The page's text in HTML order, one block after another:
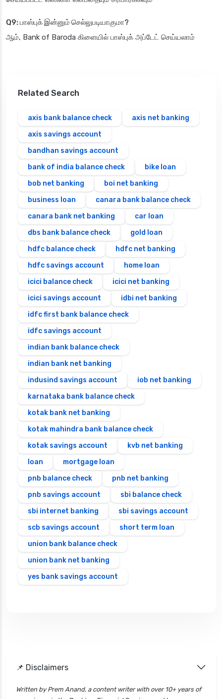
Q9: பாஸ்புக் இன்னும் செல்லுபடியாகுமா?
ஆம், Bank of Baroda கிளையில் பாஸ்புக் அப்டேட் செய்யலாம்
Related Search
axis bank balance check
axis net banking
axis savings account
bandhan savings account
bank of india balance check
bike loan
bob net banking
boi net banking
business loan
canara bank balance check
canara bank net banking
car loan
dbs bank balance check
gold loan
hdfc balance check
hdfc net banking
hdfc savings account
home loan
icici balance check
icici net banking
icici savings account
idbi net banking
idfc first bank balance check
idfc savings account
indian bank balance check
indian bank net banking
indusind savings account
iob net banking
karnataka bank balance check
kotak bank net banking
kotak mahindra bank balance check
kotak savings account
kvb net banking
loan
mortgage loan
pnb balance check
pnb net banking
pnb savings account
sbi balance check
sbi internet banking
sbi savings account
scb savings account
short term loan
union bank balance check
union bank net banking
yes bank savings account
📌 Disclaimers
Written by Prem Anand, a content writer with over 10+ years of